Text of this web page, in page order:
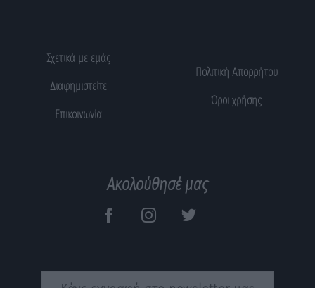
Σχετικά με εμάς
Διαφημιστείτε
Επικοινωνία
Πολιτική Απορρήτου
Όροι χρήσης
Ακολούθησέ μας